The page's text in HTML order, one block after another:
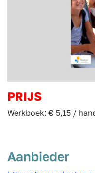
PRIJS
Werkboek: € 5,15 /
Aanbieder